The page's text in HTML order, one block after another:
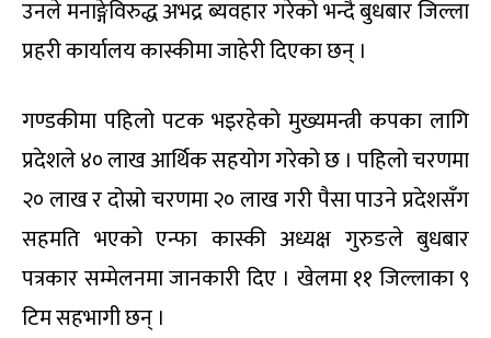
उनले मनाङ्गेविरुद्ध अभद्र ब्यवहार गरेको भन्दै बुधबार जिल्ला
प्रहरी कार्यालय कास्कीमा जाहेरी दिएका छन् ।
गण्डकीमा पहिलो पटक भइरहेको मुख्यमन्त्री कपका लागि
प्रदेशले ४० लाख आर्थिक सहयोग गरेको छ । पहिलो चरणमा
२० लाख र दोस्रो चरणमा २० लाख गरी पैसा पाउने प्रदेशसँग
सहमति भएको एन्फा कास्की अध्यक्ष गुरुङले बुधबार
पत्रकार सम्मेलनमा जानकारी दिए । खेलमा ११ जिल्लाका ९
टिम सहभागी छन् ।